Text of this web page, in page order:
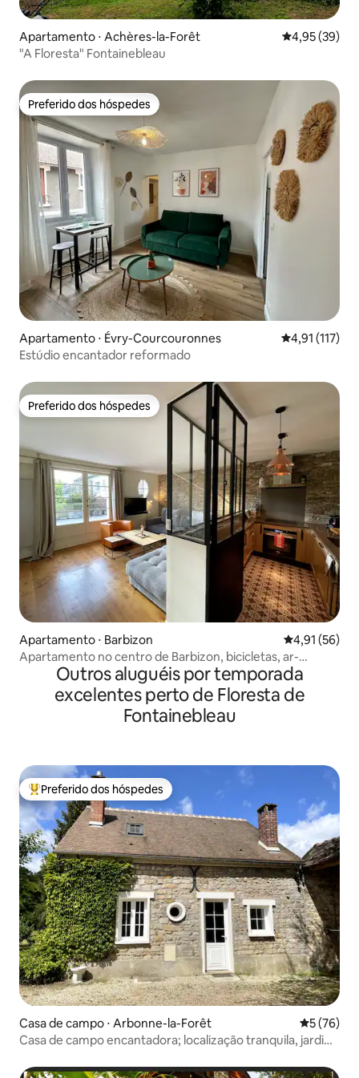
Apartamento ⋅ Achères-la-Forêt 4,95 de uma
4,95 (39)
"A Floresta" Fontainebleau
Preferido dos hóspedes
Preferido dos hóspedes
Apartamento ⋅ Évry-Courcouronnes 4,91 de uma
4,91 (117)
Estúdio encantador reformado
Preferido dos hóspedes
Preferido dos hóspedes
Apartamento ⋅ Barbizon 4,91 de uma
4,91 (56)
Apartamento no centro de Barbizon, bicicletas, ar-
condicionado, elegante
Outros aluguéis por temporada
excelentes perto de Floresta de
Fontainebleau
Entre os melhores preferidos dos hóspedes
Preferido dos hóspedes
Casa de campo ⋅ Arbonne-la-Forêt 5 de uma
5 (76)
Casa de campo encantadora; localização tranquila, jardim